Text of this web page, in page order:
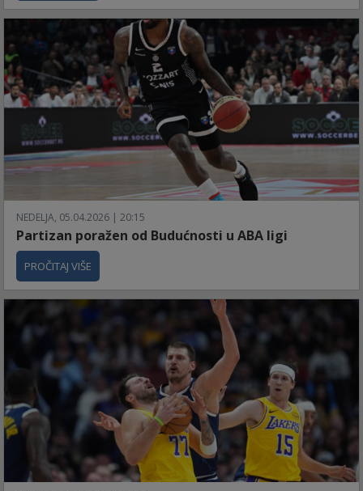
NEDELJA, 05.04.2026 | 20:15
Partizan poražen od Budućnosti u ABA ligi
PROČITAJ VIŠE